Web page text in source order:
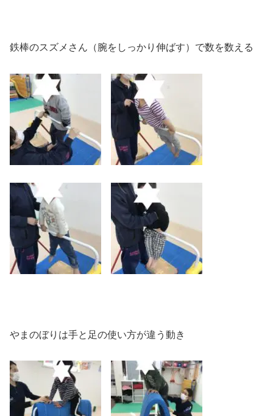
鉄棒のスズメさん（腕をしっかり伸ばす）で数を数える
やまのぼりは手と足の使い方が違う動き